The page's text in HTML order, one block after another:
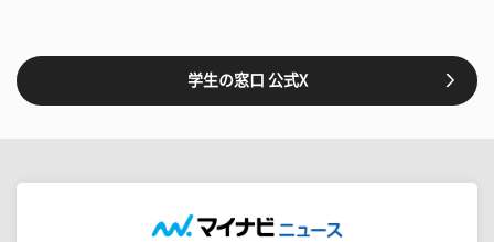
学生の窓口 公式X